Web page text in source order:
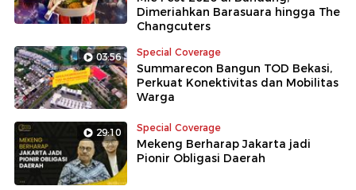
Dimeriahkan Barasuara hingga The
Changcuters
03:56 Special Coverage
Summarecon Bangun TOD Bekasi,
Perkuat Konektivitas dan Mobilitas
Warga
29:10 Special Coverage
Mekeng Berharap Jakarta jadi
Pionir Obligasi Daerah